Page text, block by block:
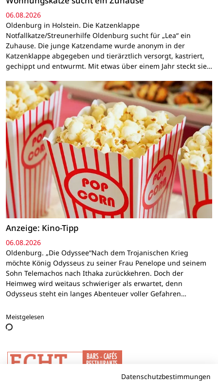
06.08.2026
Oldenburg in Holstein. Die Katzenklappe
Notfallkatze/Streunerhilfe Oldenburg sucht für „Lea“ ein
Zuhause. Die junge Katzendame wurde anonym in der
Katzenklappe abgegeben und tierärztlich versorgt, kastriert,
gechippt und entwurmt. Mit etwas über einem Jahr steckt sie…
Anzeige: Kino-Tipp
06.08.2026
Oldenburg. „Die Odyssee“Nach dem Trojanischen Krieg
möchte König Odysseus zu seiner Frau Penelope und seinem
Sohn Telemachos nach Ithaka zurückkehren. Doch der
Heimweg wird weitaus schwieriger als erwartet, denn
Odysseus steht ein langes Abenteuer voller Gefahren…
Meistgelesen
Datenschutzbestimmungen